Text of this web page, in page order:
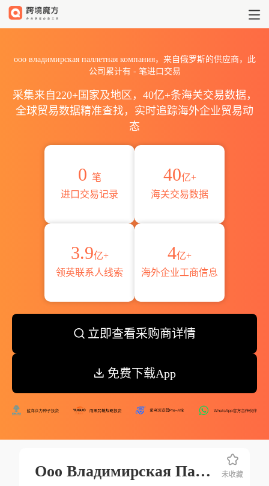
ооо владимирская паллетная компания，来自俄罗斯的供应商，此
公司累计有 -笔进口交易
采集来自220+国家及地区，40亿+条海关交易数据，
全球贸易数据精准查找，实时追踪海外企业贸易动
态
0 笔
进口交易记录
40亿+
海关交易数据
3.9亿+
领英联系人线索
4亿+
海外企业工商信息
立即查看采购商详情
免费下载App
Ооо Владимирская Паллетная Компания 未收藏